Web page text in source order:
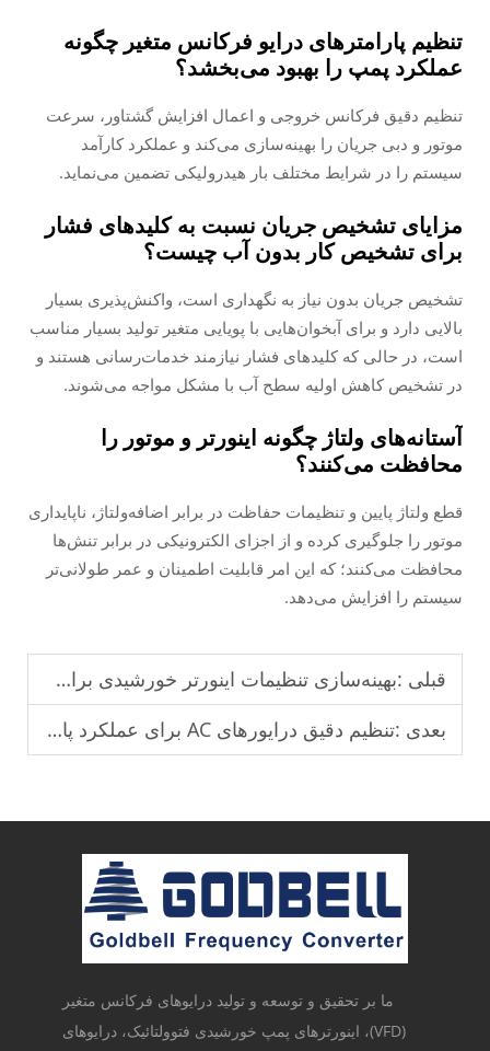
تنظیم پارامترهای درایو فرکانس متغیر چگونه
عملکرد پمپ را بهبود می‌بخشد؟
تنظیم دقیق فرکانس خروجی و اعمال افزایش گشتاور، سرعت
موتور و دبی جریان را بهینه‌سازی می‌کند و عملکرد کارآمد
سیستم را در شرایط مختلف بار هیدرولیکی تضمین می‌نماید.
مزایای تشخیص جریان نسبت به کلیدهای فشار
برای تشخیص کار بدون آب چیست؟
تشخیص جریان بدون نیاز به نگهداری است، واکنش‌پذیری بسیار
بالایی دارد و برای آبخوان‌هایی با پویایی متغیر تولید بسیار مناسب
است، در حالی که کلیدهای فشار نیازمند خدمات‌رسانی هستند و
در تشخیص کاهش اولیه سطح آب با مشکل مواجه می‌شوند.
آستانه‌های ولتاژ چگونه اینورتر و موتور را
محافظت می‌کنند؟
قطع ولتاژ پایین و تنظیمات حفاظت در برابر اضافه‌ولتاژ، ناپایداری
موتور را جلوگیری کرده و از اجزای الکترونیکی در برابر تنش‌ها
محافظت می‌کنند؛ که این امر قابلیت اطمینان و عمر طولانی‌تر
سیستم را افزایش می‌دهد.
قبلی :بهینه‌سازی تنظیمات اینورتر خورشیدی برای افزایش بازده تبدیل انرژی.
بعدی :تنظیم دقیق درایورهای AC برای عملکرد پایدار در محیط‌های صنعتی.
ما بر تحقیق و توسعه و تولید درایوهای فرکانس متغیر
(VFD)، اینورترهای پمپ خورشیدی فتوولتائیک، درایوهای